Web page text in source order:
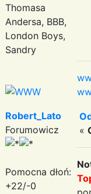
Thomasa
Andersa, BBB,
London Boys,
Sandry
Robert_Lato
Forumowicz
Pomocna dłoń:
+22/-0
«